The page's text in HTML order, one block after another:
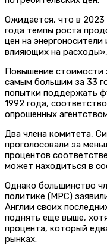
Ожидается, что в 2023
года темпы роста
цен на
влияющих на
Повышение стоимости
самым большим за 33
попытки поддержать
1992 года,
опрошенных
Два члена комитета,
проголосовали за
процентов
может находиться в
Однако большинство
политике (MPC)
Англии своих
поднять еще выше,
процента, который
рынках.